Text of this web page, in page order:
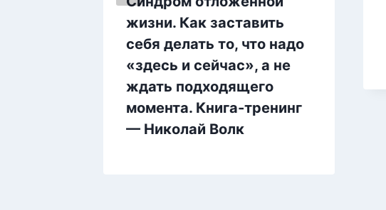
жизни. Как заставить
себя делать то, что надо
«здесь и сейчас», а не
ждать подходящего
момента. Книга-тренинг
— Николай Волк